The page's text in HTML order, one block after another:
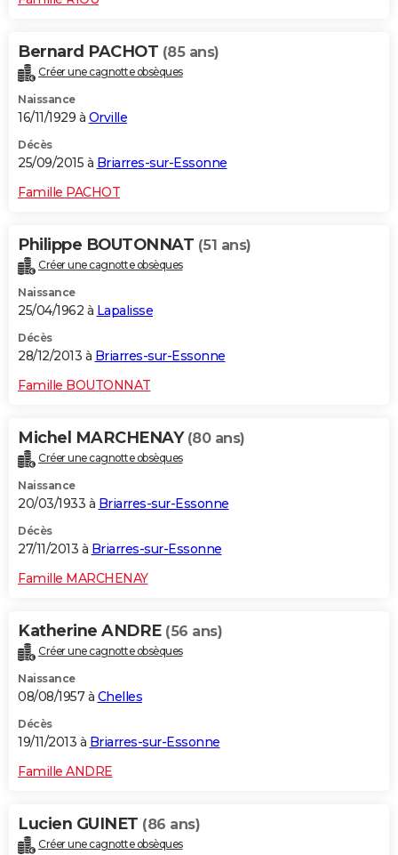
Bernard PACHOT (85 ans)
Créer une cagnotte obsèques
Naissance
16/11/1929 à Orville
Décès
25/09/2015 à Briarres-sur-Essonne
Famille PACHOT
Philippe BOUTONNAT (51 ans)
Créer une cagnotte obsèques
Naissance
25/04/1962 à Lapalisse
Décès
28/12/2013 à Briarres-sur-Essonne
Famille BOUTONNAT
Michel MARCHENAY (80 ans)
Créer une cagnotte obsèques
Naissance
20/03/1933 à Briarres-sur-Essonne
Décès
27/11/2013 à Briarres-sur-Essonne
Famille MARCHENAY
Katherine ANDRE (56 ans)
Créer une cagnotte obsèques
Naissance
08/08/1957 à Chelles
Décès
19/11/2013 à Briarres-sur-Essonne
Famille ANDRE
Lucien GUINET (86 ans)
Créer une cagnotte obsèques